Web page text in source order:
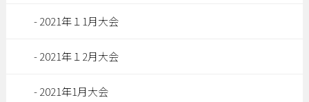
2021年１1月大会
2021年１2月大会
2021年1月大会